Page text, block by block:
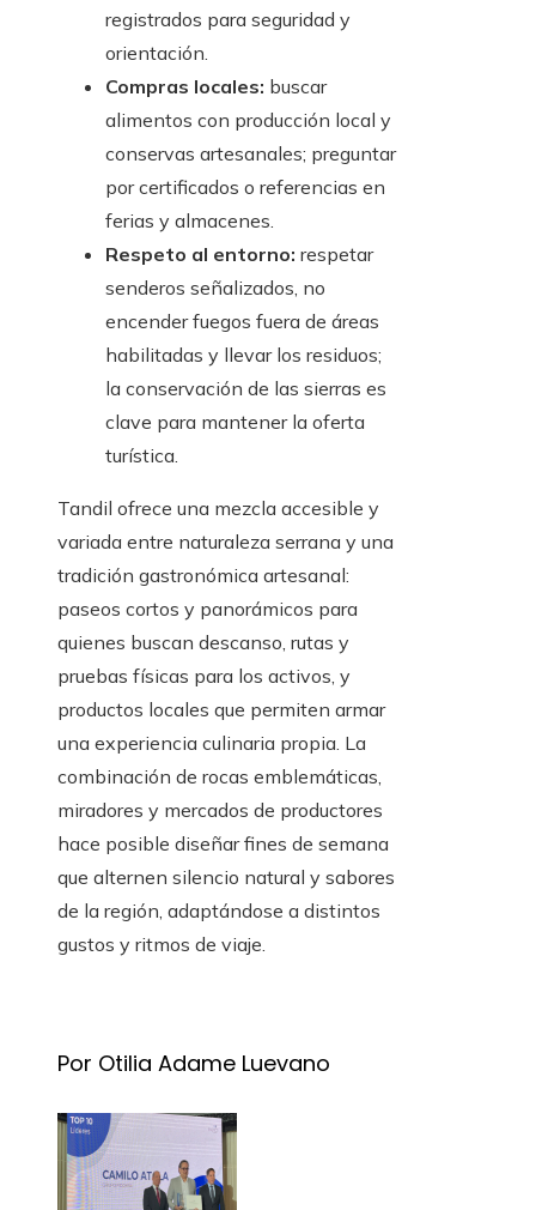
registrados para seguridad y
orientación.
Compras locales: buscar
alimentos con producción local y
conservas artesanales; preguntar
por certificados o referencias en
ferias y almacenes.
Respeto al entorno: respetar
senderos señalizados, no
encender fuegos fuera de áreas
habilitadas y llevar los residuos;
la conservación de las sierras es
clave para mantener la oferta
turística.
Tandil ofrece una mezcla accesible y
variada entre naturaleza serrana y una
tradición gastronómica artesanal:
paseos cortos y panorámicos para
quienes buscan descanso, rutas y
pruebas físicas para los activos, y
productos locales que permiten armar
una experiencia culinaria propia. La
combinación de rocas emblemáticas,
miradores y mercados de productores
hace posible diseñar fines de semana
que alternen silencio natural y sabores
de la región, adaptándose a distintos
gustos y ritmos de viaje.
Por Otilia Adame Luevano